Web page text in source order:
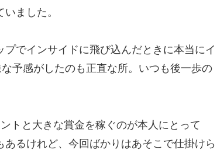
ました。
でインサイドに飛び込んだときに本当にイ
予感がしたのも正直な所。いつも後一歩の
トと大きな賞金を稼ぐのが本人にとって
るけれど、今回ばかりはあそこで仕掛けら